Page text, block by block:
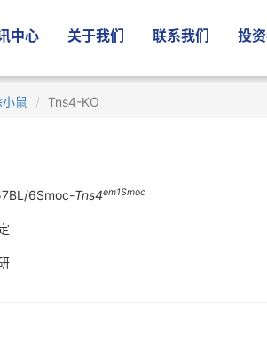
中心 关于我们 联系我们 投
鼠 Tns4-KO
6Smoc-Tns4em1Smoc